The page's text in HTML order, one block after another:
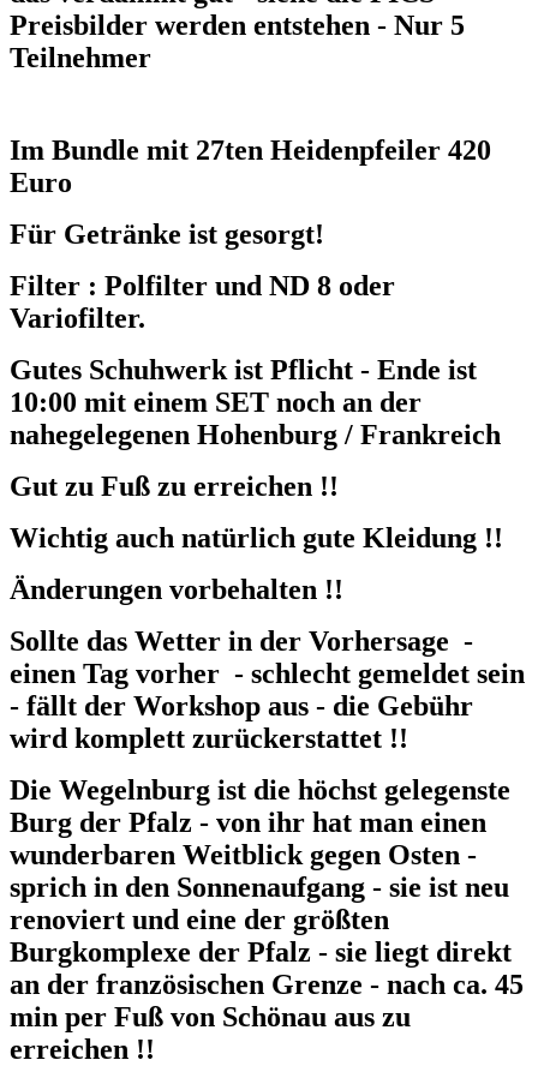
Preisbilder werden entstehen - Nur 5
Teilnehmer
Im Bundle mit 27ten Heidenpfeiler 420
Euro
Für Getränke ist gesorgt!
Filter : Polfilter und ND 8 oder
Variofilter.
Gutes Schuhwerk ist Pflicht - Ende ist
10:00 mit einem SET noch an der
nahegelegenen Hohenburg / Frankreich
Gut zu Fuß zu erreichen !!
Wichtig auch natürlich gute Kleidung !!
Änderungen vorbehalten !!
Sollte das Wetter in der Vorhersage -
einen Tag vorher - schlecht gemeldet sein
- fällt der Workshop aus - die Gebühr
wird komplett zurückerstattet !!
Die Wegelnburg ist die höchst gelegenste
Burg der Pfalz - von ihr hat man einen
wunderbaren Weitblick gegen Osten -
sprich in den Sonnenaufgang - sie ist neu
renoviert und eine der größten
Burgkomplexe der Pfalz - sie liegt direkt
an der französischen Grenze - nach ca. 45
min per Fuß von Schönau aus zu
erreichen !!